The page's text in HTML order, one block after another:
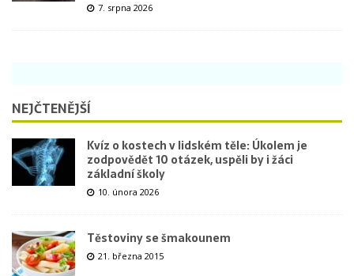
7. srpna 2026
NEJČTENĚJŠÍ
Kvíz o kostech v lidském těle: Úkolem je
zodpovědět 10 otázek, uspěli by i žáci
základní školy
10. února 2026
Těstoviny se šmakounem
21. března 2015